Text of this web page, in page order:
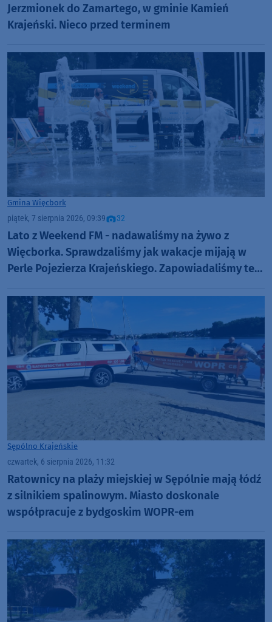
Jerzmionek do Zamartego, w gminie Kamień
Krajeński. Nieco przed terminem
Gmina Więcbork
piątek, 7 sierpnia 2026, 09:39 32
Lato z Weekend FM - nadawaliśmy na żywo z
Więcborka. Sprawdzaliśmy jak wakacje mijają w
Perle Pojezierza Krajeńskiego. Zapowiadaliśmy też
Sępólno Krajeńskie
czwartek, 6 sierpnia 2026, 11:32
Ratownicy na plaży miejskiej w Sępólnie mają łódź
z silnikiem spalinowym. Miasto doskonale
współpracuje z bydgoskim WOPR-em